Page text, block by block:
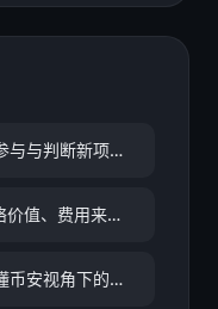
与与判断新项目
值、费用来源
币安视角下的链